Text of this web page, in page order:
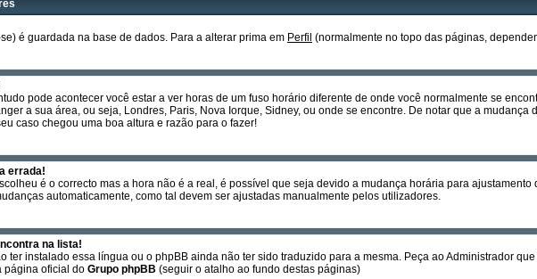
é guardada na base de dados. Para a alterar prima em Perfil (normalmente no topo das páginas,
pode acontecer você estar a ver horas de um fuso horário diferente de onde você normalmente se
a sua área, ou seja, Londres, Paris, Nova Iorque, Sidney, ou onde se encontre. De notar que a
caso chegou uma boa altura e razão para o fazer!
errada!
é o correcto mas a hora não é a real, é possível que seja devido a mudança horária para
automaticamente, como tal devem ser ajustadas manualmente pelos utilizadores.
na lista!
ter instalado essa língua ou o phpBB ainda não ter sido traduzido para a mesma. Peça ao Administrador
página oficial do Grupo phpBB (seguir o atalho ao fundo destas páginas)